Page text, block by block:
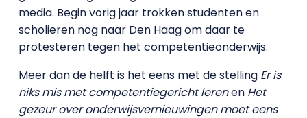
media. Begin vorig jaar trokken studenten en
scholieren nog naar Den Haag om daar te
protesteren tegen het competentieonderwijs.
Meer dan de helft is het eens met de stelling Er is
niks mis met competentiegericht lerenen Het
gezeur over onderwijsvernieuwingen moet eens